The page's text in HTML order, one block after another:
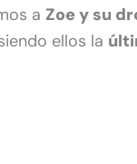
a Zoe y su
ellos la